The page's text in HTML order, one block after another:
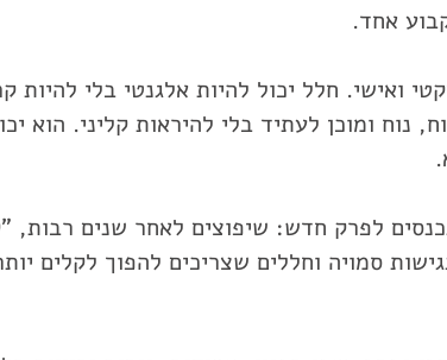
אחד.
ואישי. חלל יכול להיות אלגנטי בלי להיות
נוח ומוכן לעתיד בלי להיראות קליני. הוא
לפרק חדש: שיפוצים לאחר שנים רבות,
סמויה וחללים שצריכים להפוך לקלים